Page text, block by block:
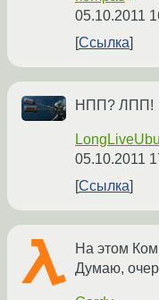
05.10.2011
Ссылка
НПП? ЛПП!
05.10.2011
Ссылка
На этом
Думаю,